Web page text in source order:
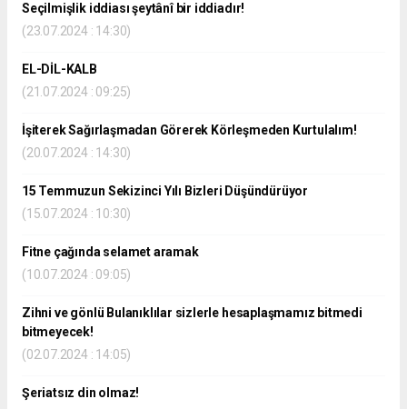
Seçilmişlik iddiası şeytânî bir iddiadır!
(23.07.2024 : 14:30)
EL-DİL-KALB
(21.07.2024 : 09:25)
İşiterek Sağırlaşmadan Görerek Körleşmeden Kurtulalım!
(20.07.2024 : 14:30)
15 Temmuzun Sekizinci Yılı Bizleri Düşündürüyor
(15.07.2024 : 10:30)
Fitne çağında selamet aramak
(10.07.2024 : 09:05)
Zihni ve gönlü Bulanıklılar sizlerle hesaplaşmamız bitmedi
bitmeyecek!
(02.07.2024 : 14:05)
Şeriatsız din olmaz!